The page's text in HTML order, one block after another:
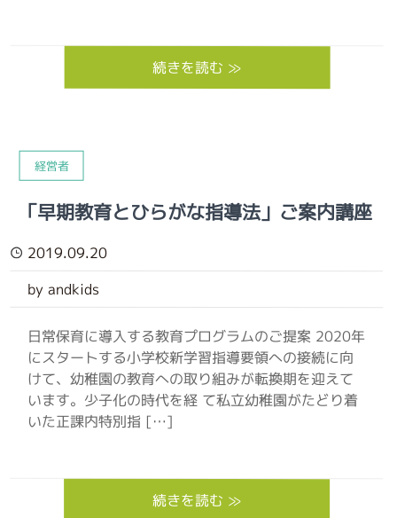
続きを読む ≫
経営者
「早期教育とひらがな指導法」ご案内講座
2019.09.20
by andkids
日常保育に導入する教育プログラムのご提案 2020年
にスタートする小学校新学習指導要領への接続に向
けて、幼稚園の教育への取り組みが転換期を迎えて
います。少子化の時代を経 て私立幼稚園がたどり着
いた正課内特別指 […]
続きを読む ≫